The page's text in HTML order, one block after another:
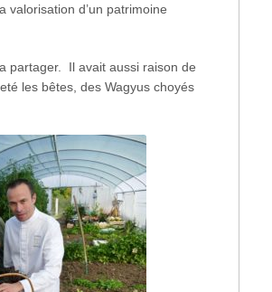
valorisation d’un patrimoine
partager. Il avait aussi raison de
les bêtes, des Wagyus choyés